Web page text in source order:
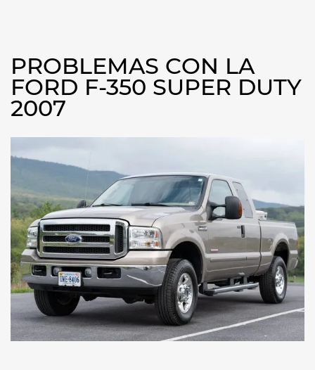
PROBLEMAS CON LA
FORD F-350 SUPER DUTY
2007